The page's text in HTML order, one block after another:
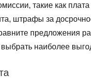
такие как плата
штрафы за
предложения
наиболее